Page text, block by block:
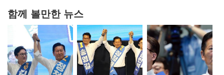
함께 볼만한 뉴스